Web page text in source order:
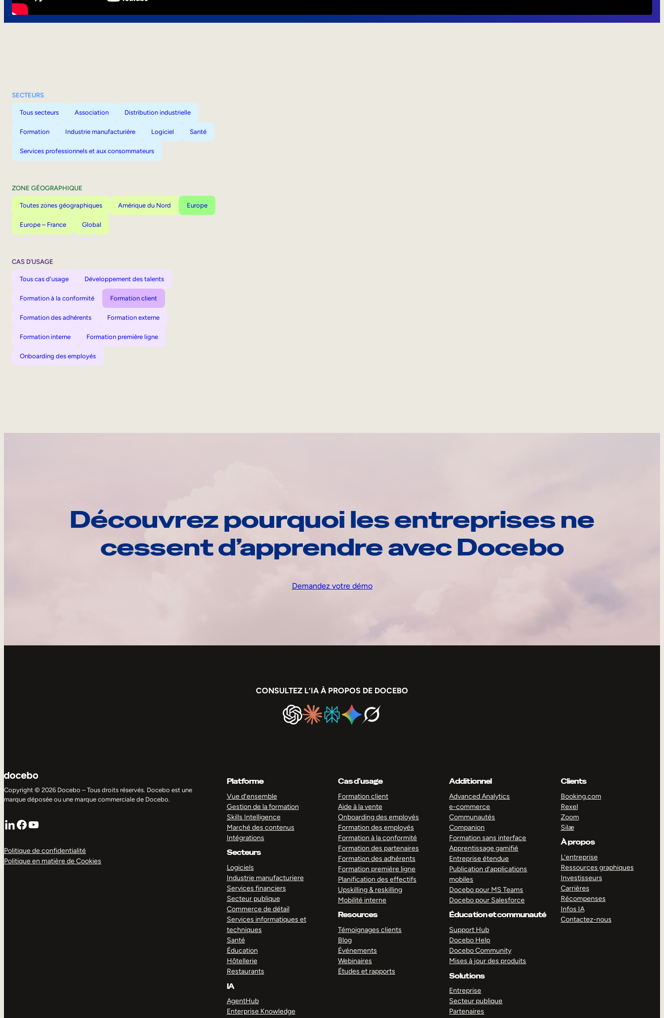
SECTEURS
Tous secteurs Association Distribution industrielle
Formation Industrie manufacturière Logiciel Santé
Services professionnels et aux consommateurs
ZONE GÉOGRAPHIQUE
Toutes zones géographiques Amérique du Nord Europe
Europe – France Global
CAS D’USAGE
Tous cas d'usage Développement des talents
Formation à la conformité Formation client
Formation des adhérents Formation externe
Formation interne Formation première ligne
Onboarding des employés
Découvrez pourquoi les entreprises ne
cessent d’apprendre avec Docebo
Demandez votre démo
CONSULTEZ L’IA À PROPOS DE DOCEBO
Copyright © 2026 Docebo – Tous droits réservés. Docebo est une
marque déposée ou une marque commerciale de Docebo.
LinkedIn
Facebook
YouTube
Politique de confidentialité
Politique en matière de Cookies
Platforme
Vue d’ensemble
Gestion de la formation
Skills Intelligence
Marché des contenus
Intégrations
Secteurs
Logiciels
Industrie manufacturiere
Services financiers
Secteur publique
Commerce de détail
Services informatiques et
techniques
Santé
Éducation
Hôtellerie
Restaurants
IA
AgentHub
Enterprise Knowledge
Cas d’usage
Formation client
Aide à la vente
Onboarding des employés
Formation des employés
Formation à la conformité
Formation des partenaires
Formation des adhérents
Formation première ligne
Planification des effectifs
Upskilling & reskilling
Mobilité interne
Resources
Témoignages clients
Blog
Événements
Webinaires
Études et rapports
Additionnel
Advanced Analytics
e-commerce
Communautés
Companion
Formation sans interface
Apprentissage gamifié
Entreprise étendue
Publication d’applications
mobiles
Docebo pour MS Teams
Docebo pour Salesforce
Éducation et communauté
Support Hub
Docebo Help
Docebo Community
Mises à jour des produits
Solutions
Entreprise
Secteur publique
Partenaires
Clients
Booking.com
Rexel
Zoom
Silæ
À propos
L’entreprise
Ressources graphiques
Investisseurs
Carrières
Récompenses
Infos IA
Contactez-nous